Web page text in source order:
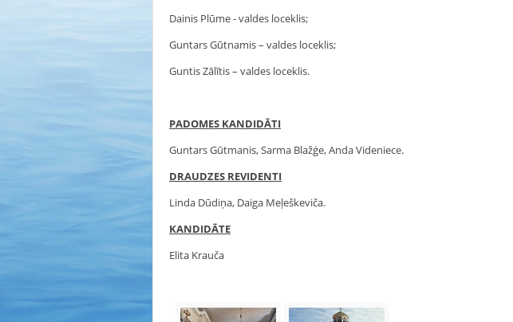
Dainis Plūme - valdes loceklis;
Guntars Gūtnamis – valdes loceklis;
Guntis Zālītis – valdes loceklis.
PADOMES KANDIDĀTI
Guntars Gūtmanis, Sarma Blažģe, Anda Videniece.
DRAUDZES REVIDENTI
Linda Dūdiņa, Daiga Meļeškeviča.
KANDIDĀTE
Elita Krauča